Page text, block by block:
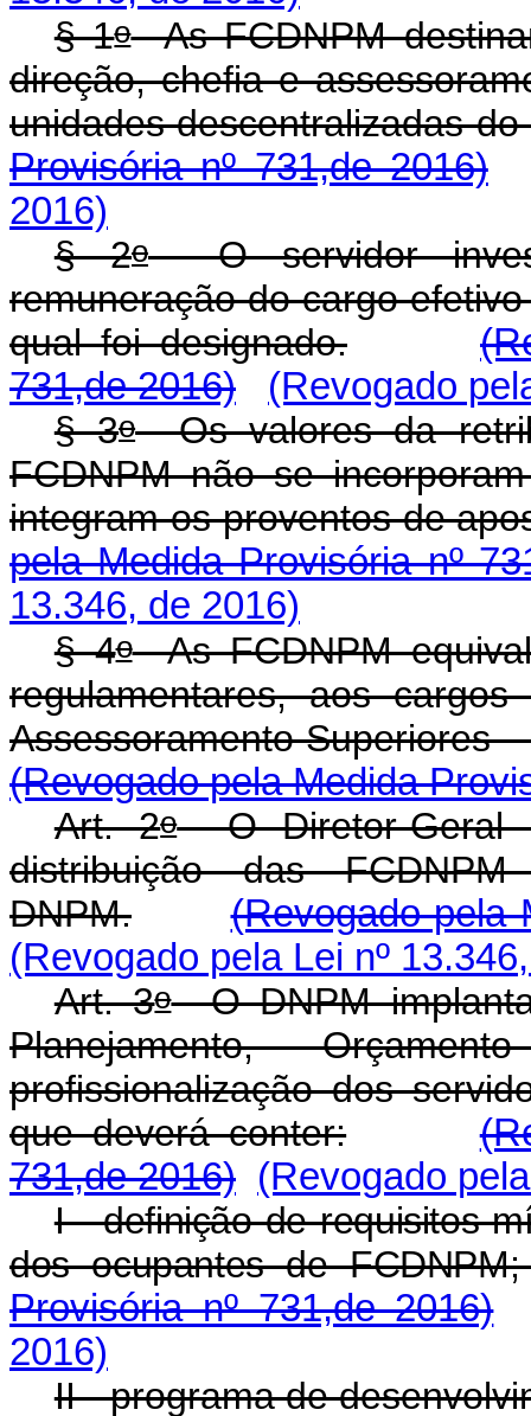
§ 1oAs FCDNPM
direção, chefia e
unidades descentralizadas do
Provisória nº 731,de 2016)
2016)
§ 2oO servidor
remuneração do cargo
qual foi designado.
731,de 2016)
(Revogado
§ 3oOs valores da
FCDNPM não se
integram os proventos de
pela Medida Provisória nº
13.346, de 2016)
§ 4oAs FCDNPM
regulamentares, aos
Assessoramento Superiores
(Revogado pela Medida
Art. 2oO Diretor-Geral
distribuição das
DNPM.
(Revogado pela
(Revogado pela Lei nº
Art. 3oO DNPM
Planejamento,
profissionalização dos
que deverá conter:
731,de 2016) (Revogado
I - definição de requisitos
dos ocupantes de
Provisória nº 731,de 2016)
2016)
II - programa de